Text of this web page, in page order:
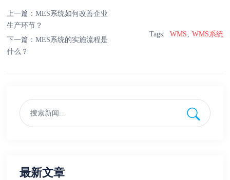
上一篇：MES系统如何改善企业
生产环节？
下一篇：MES系统的实施流程是
什么？
Tags: WMS WMS系统
最新文章